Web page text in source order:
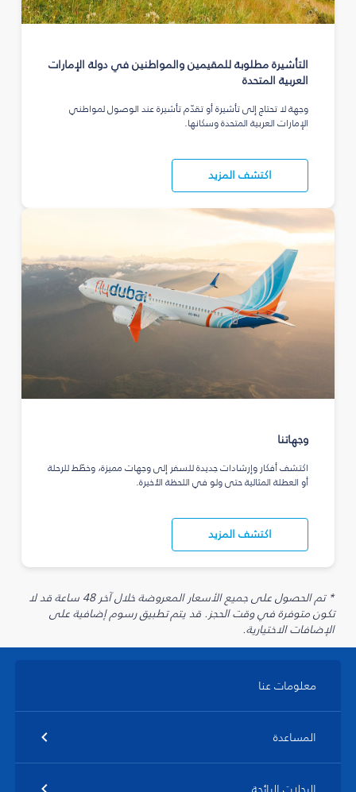
التأشيرة مطلوبة للمقيمين والمواطنين في دولة الإمارات
العربية المتحدة
وجهة لا تحتاج إلى تأشيرة أو تقدّم تأشيرة عند الوصول لمواطني
الإمارات العربية المتحدة وسكانها.
اكتشف المزيد
وجهاتنا
اكتشف أفكار وإرشادات جديدة للسفر إلى وجهات مميزة، وخطّط للرحلة
أو العطلة المثالية حتى ولو في اللحظة الأخيرة.
اكتشف المزيد
* تم الحصول على جميع الأسعار المعروضة خلال آخر 48 ساعة قد لا
تكون متوفرة في وقت الحجز. قد يتم تطبيق رسوم إضافية على
الإضافات الاختيارية.
معلومات عنا
المساعدة